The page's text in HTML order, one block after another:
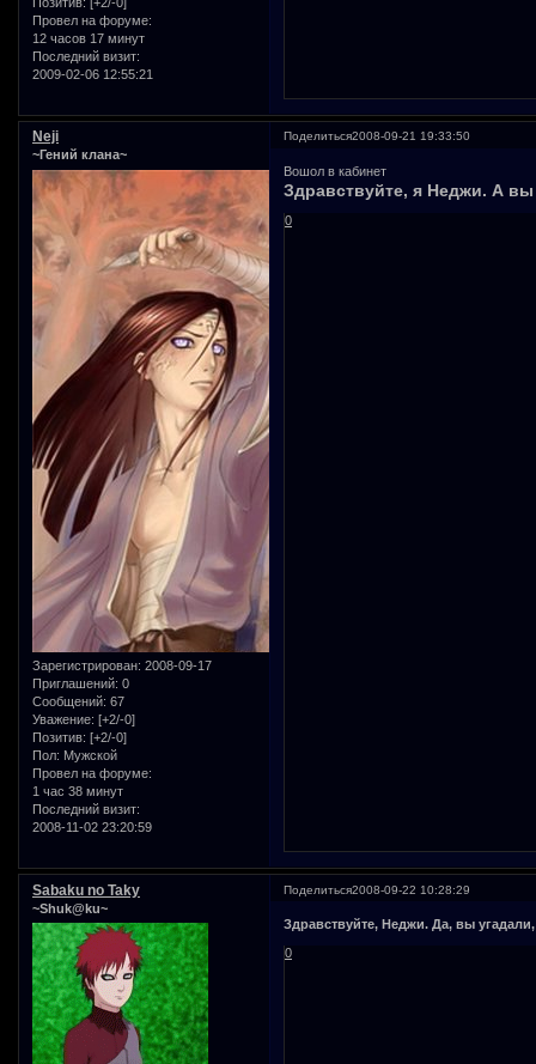
Провел на форуме:
12 часов 17 минут
Последний визит:
2009-02-06 12:55:21
Поделиться2008-09-21 19:33:50
Neji
~Гений клана~
Зарегистрирован: 2008-09-17
Приглашений: 0
Сообщений: 67
Уважение: [+2/-0]
Позитив: [+2/-0]
Пол: Мужской
Провел на форуме:
1 час 38 минут
Последний визит:
2008-11-02 23:20:59
Вошол в кабинет
Здравствуйте, я Неджи. А вы
0
Поделиться2008-09-22 10:28:29
Sabaku no Taky
~Shuk@ku~
Здравствуйте, Неджи. Да, вы угадали,
0